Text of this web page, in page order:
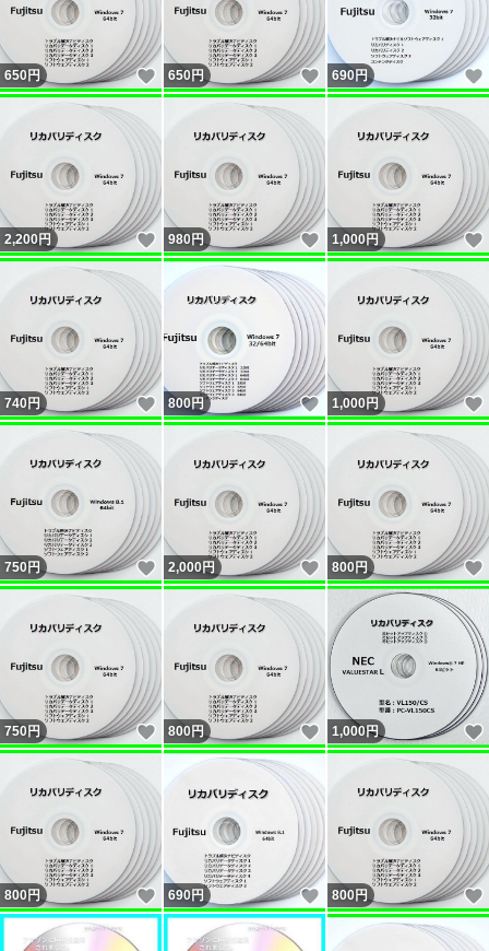
650円 いいね！
650円 いいね！
690円
2,200円 いいね！
980円 いいね！
1,000円
740円 いいね！
800円 いいね！
1,000円
750円 いいね！
2,000円 いいね！
800円
750円 いいね！
800円 いいね！
1,000円
800円 いいね！
690円 いいね！
800円